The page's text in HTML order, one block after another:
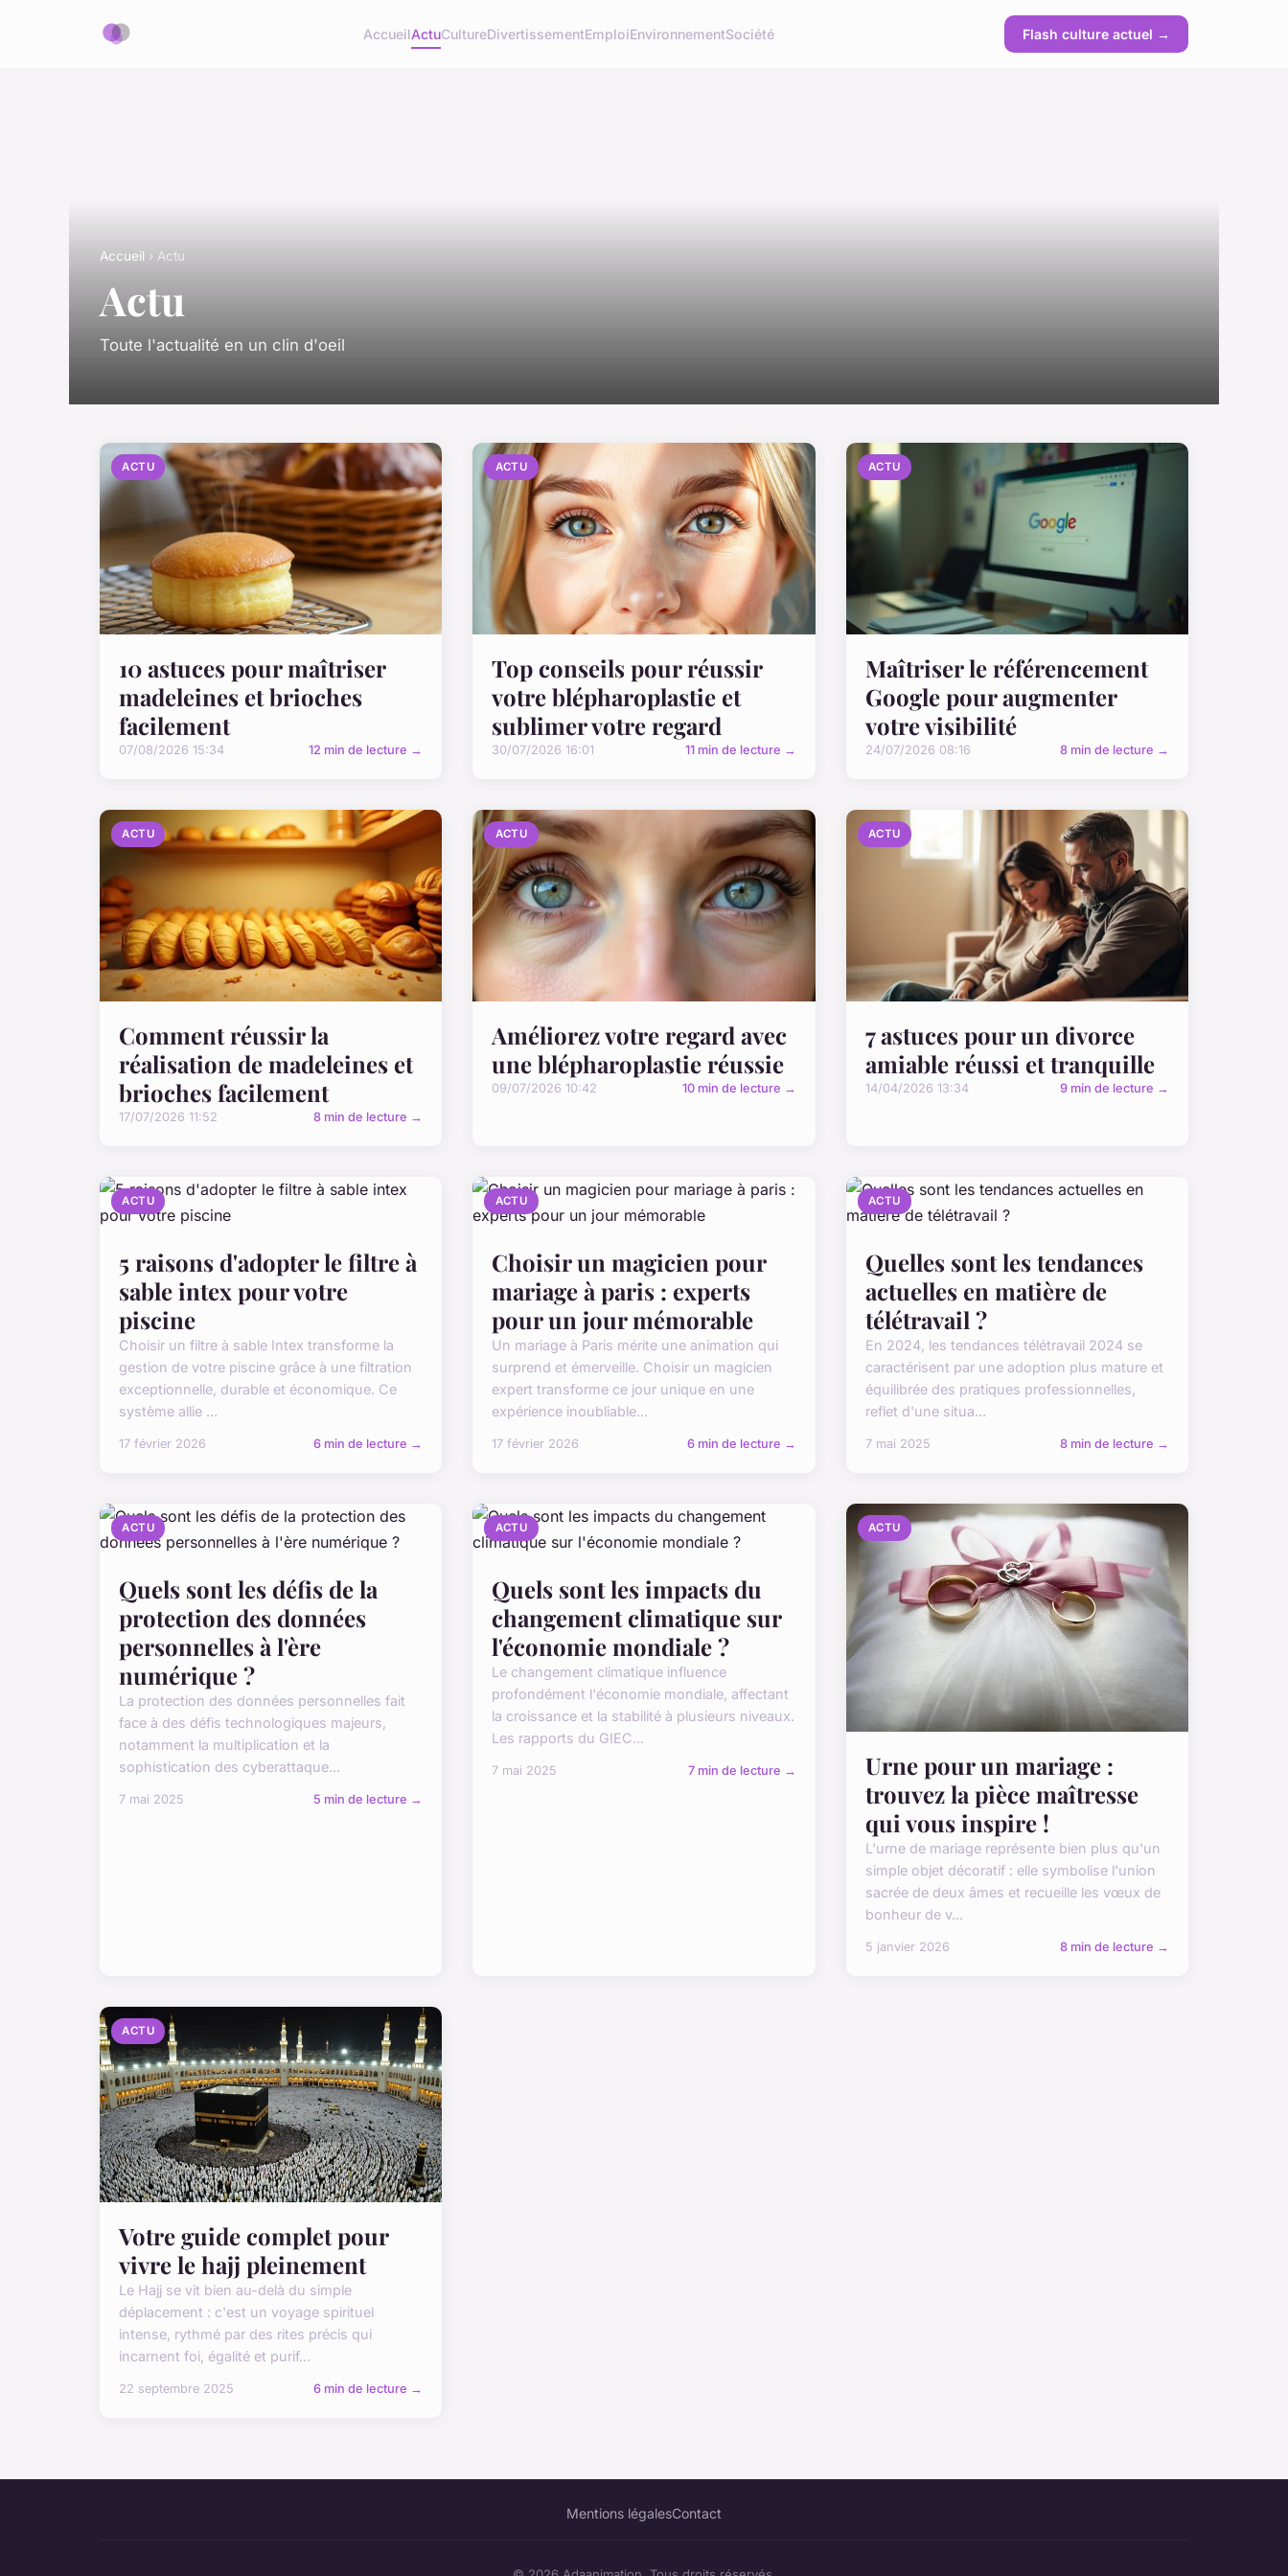
AccueilActuCultureDivertissementEmploiEnvironnementSociété Flash culture actuel →
Accueil › Actu
Actu
Toute l'actualité en un clin d'oeil
ACTU
10 astuces pour maîtriser
madeleines et brioches
facilement
07/08/2026 15:34 12 min de lecture →
ACTU
Top conseils pour réussir
votre blépharoplastie et
sublimer votre regard
30/07/2026 16:01 11 min de lecture →
ACTU
Maîtriser le référencement
Google pour augmenter
votre visibilité
24/07/2026 08:16 8 min de lecture →
ACTU
Comment réussir la
réalisation de madeleines et
brioches facilement
17/07/2026 11:52 8 min de lecture →
ACTU
Améliorez votre regard avec
une blépharoplastie réussie
09/07/2026 10:42 10 min de lecture →
ACTU
7 astuces pour un divorce
amiable réussi et tranquille
14/04/2026 13:34 9 min de lecture →
ACTU
5 raisons d'adopter le filtre à
sable intex pour votre
piscine
Choisir un filtre à sable Intex transforme la
gestion de votre piscine grâce à une filtration
exceptionnelle, durable et économique. Ce
système allie ...
17 février 2026 6 min de lecture →
ACTU
Choisir un magicien pour
mariage à paris : experts
pour un jour mémorable
Un mariage à Paris mérite une animation qui
surprend et émerveille. Choisir un magicien
expert transforme ce jour unique en une
expérience inoubliable...
17 février 2026 6 min de lecture →
ACTU
Quelles sont les tendances
actuelles en matière de
télétravail ?
En 2024, les tendances télétravail 2024 se
caractérisent par une adoption plus mature et
équilibrée des pratiques professionnelles,
reflet d'une situa...
7 mai 2025 8 min de lecture →
ACTU
Quels sont les défis de la
protection des données
personnelles à l'ère
numérique ?
La protection des données personnelles fait
face à des défis technologiques majeurs,
notamment la multiplication et la
sophistication des cyberattaque...
7 mai 2025 5 min de lecture →
ACTU
Quels sont les impacts du
changement climatique sur
l'économie mondiale ?
Le changement climatique influence
profondément l'économie mondiale, affectant
la croissance et la stabilité à plusieurs niveaux.
Les rapports du GIEC...
7 mai 2025 7 min de lecture →
ACTU
Urne pour un mariage :
trouvez la pièce maîtresse
qui vous inspire !
L'urne de mariage représente bien plus qu'un
simple objet décoratif : elle symbolise l'union
sacrée de deux âmes et recueille les vœux de
bonheur de v...
5 janvier 2026 8 min de lecture →
ACTU
Votre guide complet pour
vivre le hajj pleinement
Le Hajj se vit bien au-delà du simple
déplacement : c'est un voyage spirituel
intense, rythmé par des rites précis qui
incarnent foi, égalité et purif...
22 septembre 2025 6 min de lecture →
Mentions légalesContact